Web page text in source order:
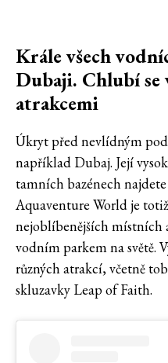
Krále všech
Dubaji. Chlubí se
atrakcemi
Úkryt před nevlídným
například Dubaj. Její
tamních bazénech najdete
Aquaventure World je
nejoblíbenějších místních
vodním parkem na světě.
různých atrakcí, včetně
skluzavky Leap of Faith.